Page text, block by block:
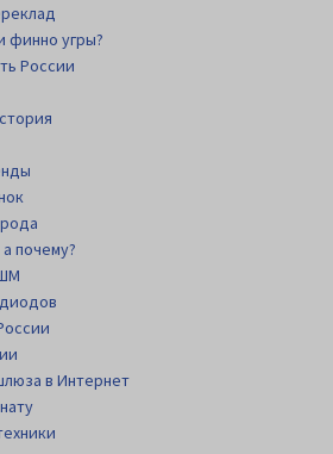
финно угры?
России
почему?
в Интернет